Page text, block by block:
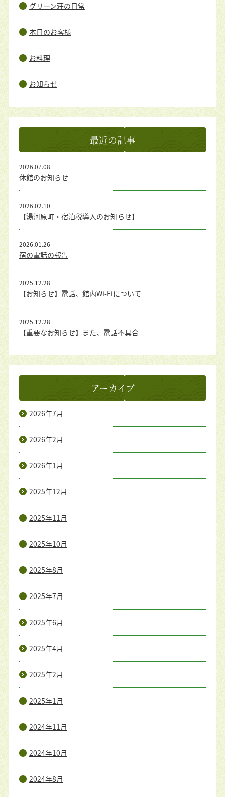
グリーン荘の日常
本日のお客様
お料理
お知らせ
最近の記事
休館のお知らせ
2026.07.08
【湯河原町・宿泊税導入のお知らせ】
2026.02.10
宿の電話の報告
2026.01.26
【お知らせ】電話、館内Wi-Fiについて
2025.12.28
【重要なお知らせ】また、電話不具合
2025.12.28
アーカイブ
2026年7月
2026年2月
2026年1月
2025年12月
2025年11月
2025年10月
2025年8月
2025年7月
2025年6月
2025年4月
2025年2月
2025年1月
2024年11月
2024年10月
2024年8月